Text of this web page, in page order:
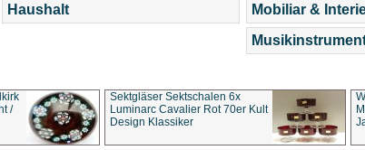
Haushalt
Mobiliar &
/
Sektgläser Sektschalen 6x
Luminarc Cavalier Rot 70er Kult
Design Klassiker